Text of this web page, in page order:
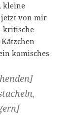
kleine
jetzt von mir
kritische
komisches